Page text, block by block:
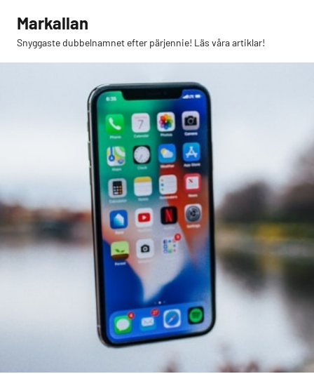
innehåll
Markallan
Snyggaste dubbelnamnet efter pärjennie! Läs våra artiklar!